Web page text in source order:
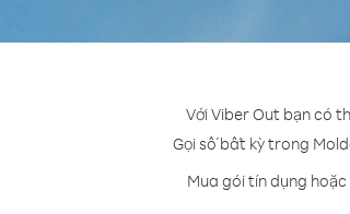
Với Viber Out bạn có
Gọi số bất kỳ trong
Mua gói tín dụng